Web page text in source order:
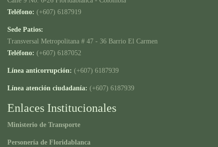
Teléfono: (+607) 6187919
Sede Patios:
Transversal Metropolitana # 47 - 36 Barrio El Carmen
Teléfono: (+607) 6187052
Línea anticorrupción: (+607) 6187939
Línea atención ciudadanía: (+607) 6187939
Enlaces Institucionales
Ministerio de Transporte
Personería de Floridablanca